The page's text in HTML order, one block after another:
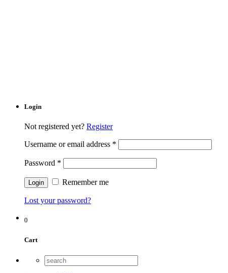
Login
Not registered yet? Register
Username or email address *
Password *
Remember me
Lost your password?
0
Cart